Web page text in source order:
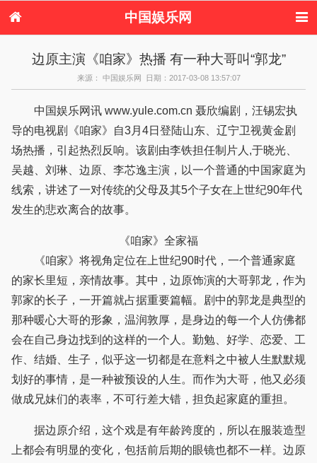
中国娱乐网
电视剧
演唱会 综艺节目
偶像活动
边原主演《咱家》热播 有一种大哥叫“郭龙”
来源： 中国娱乐网 日期：2017-03-08 13:57:07
中国娱乐网讯 www.yule.com.cn 聂欣编剧，汪锡宏执
导的电视剧《咱家》自3月4日登陆山东、辽宁卫视黄金剧
场热播，引起热烈反响。该剧由李铁担任制片人,于晓光、
吴越、刘琳、边原、李芯逸主演，以一个普通的中国家庭为
线索，讲述了一对传统的父母及其5个子女在上世纪90年代
发生的悲欢离合的故事。
《咱家》全家福
《咱家》将视角定位在上世纪90时代，一个普通家庭
的家长里短，亲情故事。其中，边原饰演的大哥郭龙，作为
郭家的长子，一开篇就占据重要篇幅。剧中的郭龙是典型的
那种暖心大哥的形象，温润敦厚，是身边的每一个人仿佛都
会在自己身边找到的这样的一个人。勤勉、好学、恋爱、工
作、结婚、生子，似乎这一切都是在意料之中被人生默默规
划好的事情，是一种被预设的人生。而作为大哥，他又必须
做成兄妹们的表率，不可行差大错，担负起家庭的重担。
据边原介绍，这个戏是有年龄跨度的，所以在服装造型
上都会有明显的变化，包括前后期的眼镜也都不一样。边原